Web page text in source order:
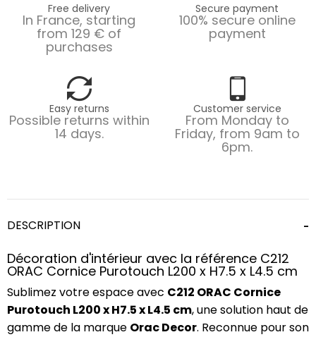
Free delivery
In France, starting
from 129 € of
purchases
Secure payment
100% secure online
payment
Easy returns
Possible returns within
14 days.
Customer service
From Monday to
Friday, from 9am to
6pm.
DESCRIPTION
Décoration d'intérieur avec la référence C212
ORAC Cornice Purotouch L200 x H7.5 x L4.5 cm
Sublimez votre espace avec C212 ORAC Cornice
Purotouch L200 x H7.5 x L4.5 cm, une solution haut de
gamme de la marque Orac Decor. Reconnue pour son